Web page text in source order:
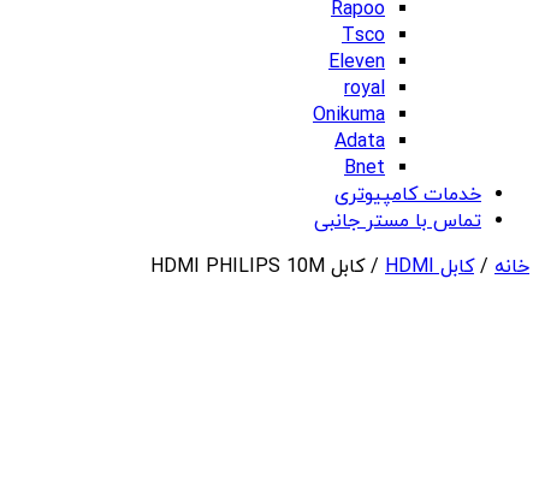
Rapoo
Tsco
Eleven
royal
Onikuma
Adata
Bnet
خدمات کامپیوتری
تماس با مستر جانبی
خانه /کابل HDMI / کابل HDMI PHILIPS 10M